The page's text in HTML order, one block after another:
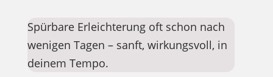
Spürbare Erleichterung oft schon nach
wenigen Tagen – sanft, wirkungsvoll, in
deinem Tempo.